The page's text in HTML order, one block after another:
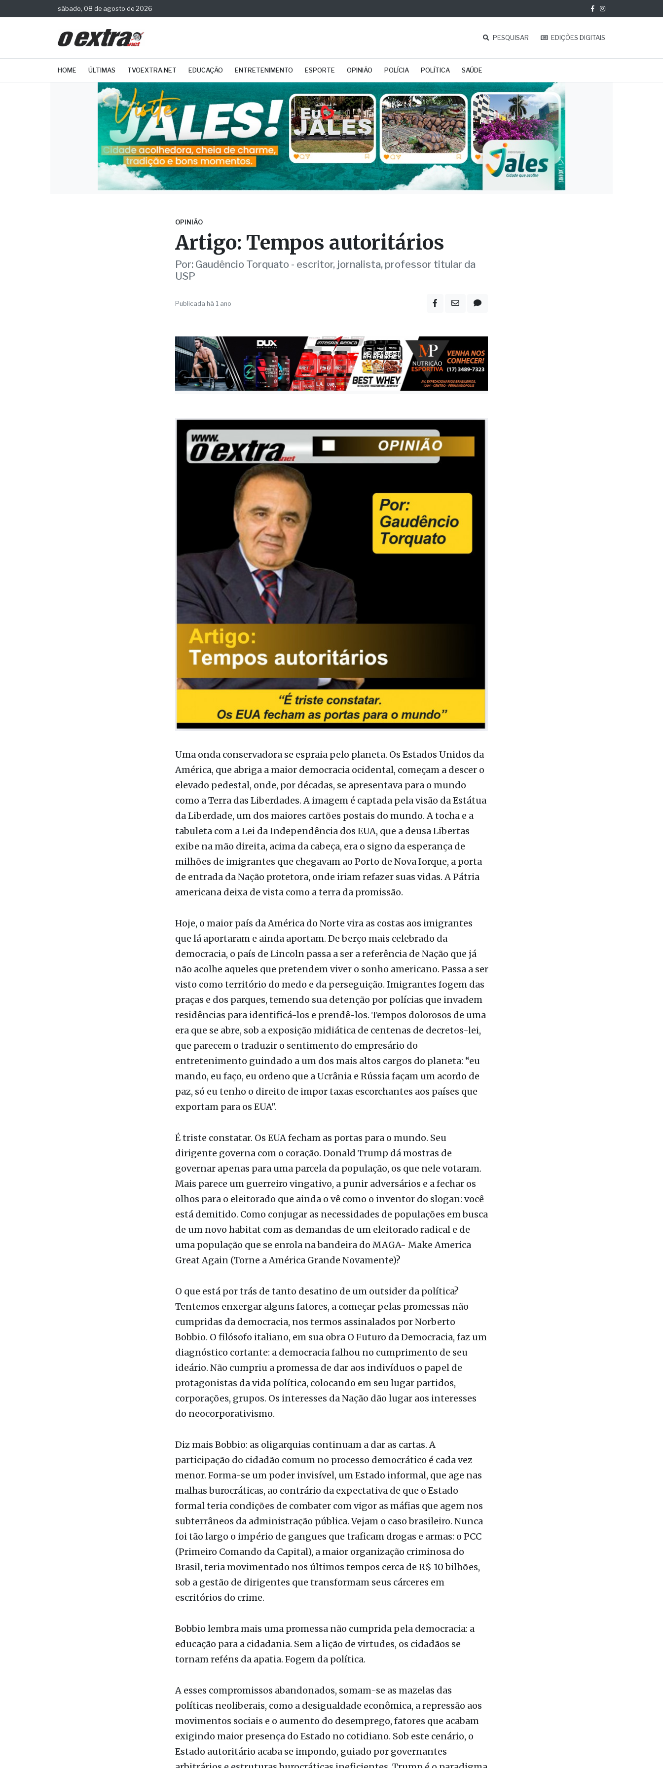
sábado, 08 de agosto de 2026
PESQUISAR EDIÇÕES DIGITAIS
HOME ÚLTIMAS TVOEXTRA.NET EDUCAÇÃO ENTRETENIMENTO ESPORTE OPINIÃO POLÍCIA POLÍTICA SAÚDE
Artigo: Tempos autoritários
Por: Gaudêncio Torquato - escritor, jornalista, professor titular da
USP
Publicada há 1 ano
Uma onda conservadora se espraia pelo planeta. Os Estados Unidos da
elevado pedestal, onde, por décadas, se apresentava para o mundo
como a Terra das Liberdades. A imagem é captada pela visão da Estátua
da Liberdade, um dos maiores cartões postais do mundo. A tocha e a
tabuleta com a Lei da Independência dos EUA, que a deusa Libertas
exibe na mão direita, acima da cabeça, era o signo da esperança de
milhões de imigrantes que chegavam ao Porto de Nova Iorque, a porta
de entrada da Nação protetora, onde iriam refazer suas vidas. A Pátria
americana deixa de vista como a terra da promissão.
Hoje, o maior país da América do Norte vira as costas aos imigrantes
democracia, o país de Lincoln passa a ser a referência de Nação que já
não acolhe aqueles que pretendem viver o sonho americano. Passa a ser
visto como território do medo e da perseguição. Imigrantes fogem das
praças e dos parques, temendo sua detenção por polícias que invadem
residências para identificá-los e prendê-los. Tempos dolorosos de uma
era que se abre, sob a exposição midiática de centenas de decretos-lei,
que parecem o traduzir o sentimento do empresário do
entretenimento guindado a um dos mais altos cargos do planeta: “eu
mando, eu faço, eu ordeno que a Ucrânia e Rússia façam um acordo de
paz, só eu tenho o direito de impor taxas escorchantes aos países que
exportam para os EUA".
É triste constatar. Os EUA fecham as portas para o mundo. Seu
governar apenas para uma parcela da população, os que nele votaram.
Mais parece um guerreiro vingativo, a punir adversários e a fechar os
olhos para o eleitorado que ainda o vê como o inventor do slogan: você
está demitido. Como conjugar as necessidades de populações em busca
de um novo habitat com as demandas de um eleitorado radical e de
uma população que se enrola na bandeira do MAGA- Make America
Great Again (Torne a América Grande Novamente)?
O que está por trás de tanto desatino de um outsider da política?
cumpridas da democracia, nos termos assinalados por Norberto
Bobbio. O filósofo italiano, em sua obra O Futuro da Democracia, faz um
diagnóstico cortante: a democracia falhou no cumprimento de seu
ideário. Não cumpriu a promessa de dar aos indivíduos o papel de
protagonistas da vida política, colocando em seu lugar partidos,
corporações, grupos. Os interesses da Nação dão lugar aos interesses
do neocorporativismo.
Diz mais Bobbio: as oligarquias continuam a dar as cartas. A
menor. Forma-se um poder invisível, um Estado informal, que age nas
malhas burocráticas, ao contrário da expectativa de que o Estado
formal teria condições de combater com vigor as máfias que agem nos
subterrâneos da administração pública. Vejam o caso brasileiro. Nunca
foi tão largo o império de gangues que traficam drogas e armas: o PCC
(Primeiro Comando da Capital), a maior organização criminosa do
Brasil, teria movimentado nos últimos tempos cerca de R$ 10 bilhões,
sob a gestão de dirigentes que transformam seus cárceres em
escritórios do crime.
Bobbio lembra mais uma promessa não cumprida pela democracia: a
tornam reféns da apatia. Fogem da política.
A esses compromissos abandonados, somam-se as mazelas das
movimentos sociais e o aumento do desemprego, fatores que acabam
exigindo maior presença do Estado no cotidiano. Sob este cenário, o
Estado autoritário acaba se impondo, guiado por governantes
arbitrários e estruturas burocráticas ineficientes. Trump é o paradigma
desse tipo de gestor.